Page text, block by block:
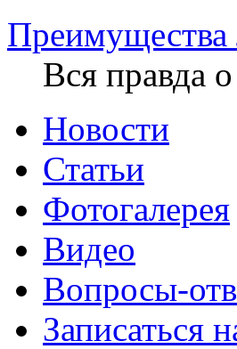
Преимущества
Вся правда
Новости
Статьи
Фотогалерея
Видео
Вопросы-
Записаться